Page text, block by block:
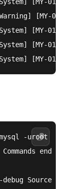
[MY-
[Warning]
[MY-
[System]
[System]
-uroot
Commands end
debug Source